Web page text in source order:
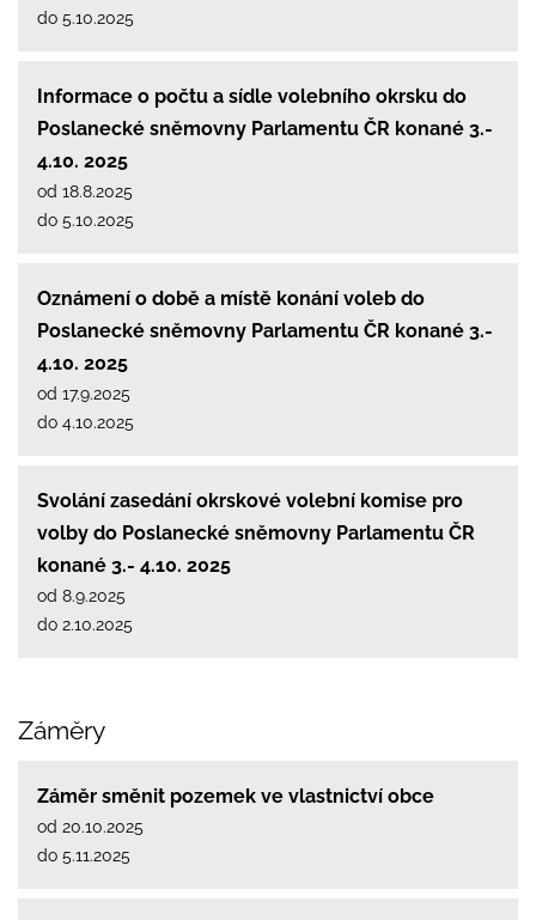
do 5.10.2025
Informace o počtu a sídle volebního okrsku do
Poslanecké sněmovny Parlamentu ČR konané 3.-
4.10. 2025
od 18.8.2025
do 5.10.2025
Oznámení o době a místě konání voleb do
Poslanecké sněmovny Parlamentu ČR konané 3.-
4.10. 2025
od 17.9.2025
do 4.10.2025
Svolání zasedání okrskové volební komise pro
volby do Poslanecké sněmovny Parlamentu ČR
konané 3.- 4.10. 2025
od 8.9.2025
do 2.10.2025
Záměry
Záměr směnit pozemek ve vlastnictví obce
od 20.10.2025
do 5.11.2025